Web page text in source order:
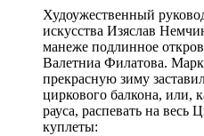
Худоужественный
искусства Изяслав
манеже подлинное
Валетниа Филатова.
прекрасную зиму
циркового балкона, или,
рауса, распевать на весь
куплеты: